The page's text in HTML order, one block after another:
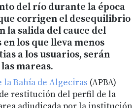
del río durante la época
corrigen el desequilibrio
la salida del cauce del
los que lleva menos
a los usuarios, serán
mareas.
Bahía de Algeciras (APBA)
restitución del perfil de la